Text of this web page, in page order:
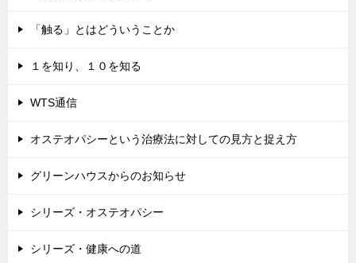
「触る」とはどういうことか
１を知り、１０を知る
WTS通信
オステオパシーという治療法に対しての見方と捉え方
グリーンハウスからのお知らせ
シリーズ・オステオパシー
シリーズ・健康への道